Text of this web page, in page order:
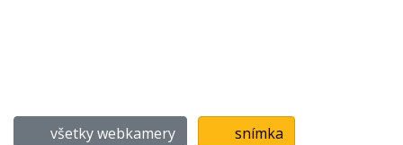
všetky webkamery snímka